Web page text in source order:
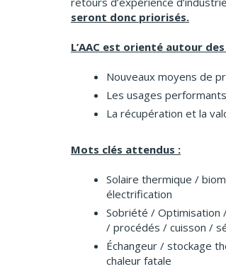
seront donc priorisés.
L’AAC est orienté autour
Nouveaux moyens de
Les usages
La récupération et la
Mots clés attendus :
Solaire thermique /
électrification
Sobriété /
/ procédés / cuisson /
Échangeur / stockage
chaleur fatale